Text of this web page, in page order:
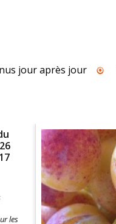
jour après jour
les